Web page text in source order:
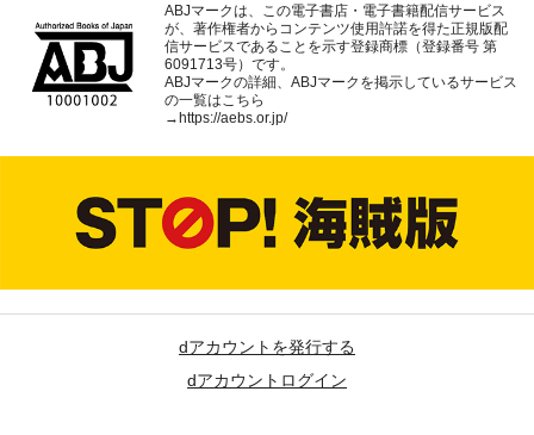
ABJマークは、この電子書店・電子書籍配信サービス
が、著作権者からコンテンツ使用許諾を得た正規版配
信サービスであることを示す登録商標（登録番号 第
6091713号）です。
ABJマークの詳細、ABJマークを掲示しているサービス
の一覧はこちら
→https://aebs.or.jp/
dアカウントを発行する
dアカウントログイン